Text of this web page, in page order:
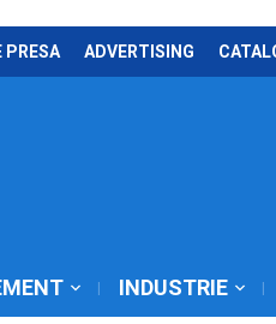
PRESA ADVERTISING
INDUSTRIE